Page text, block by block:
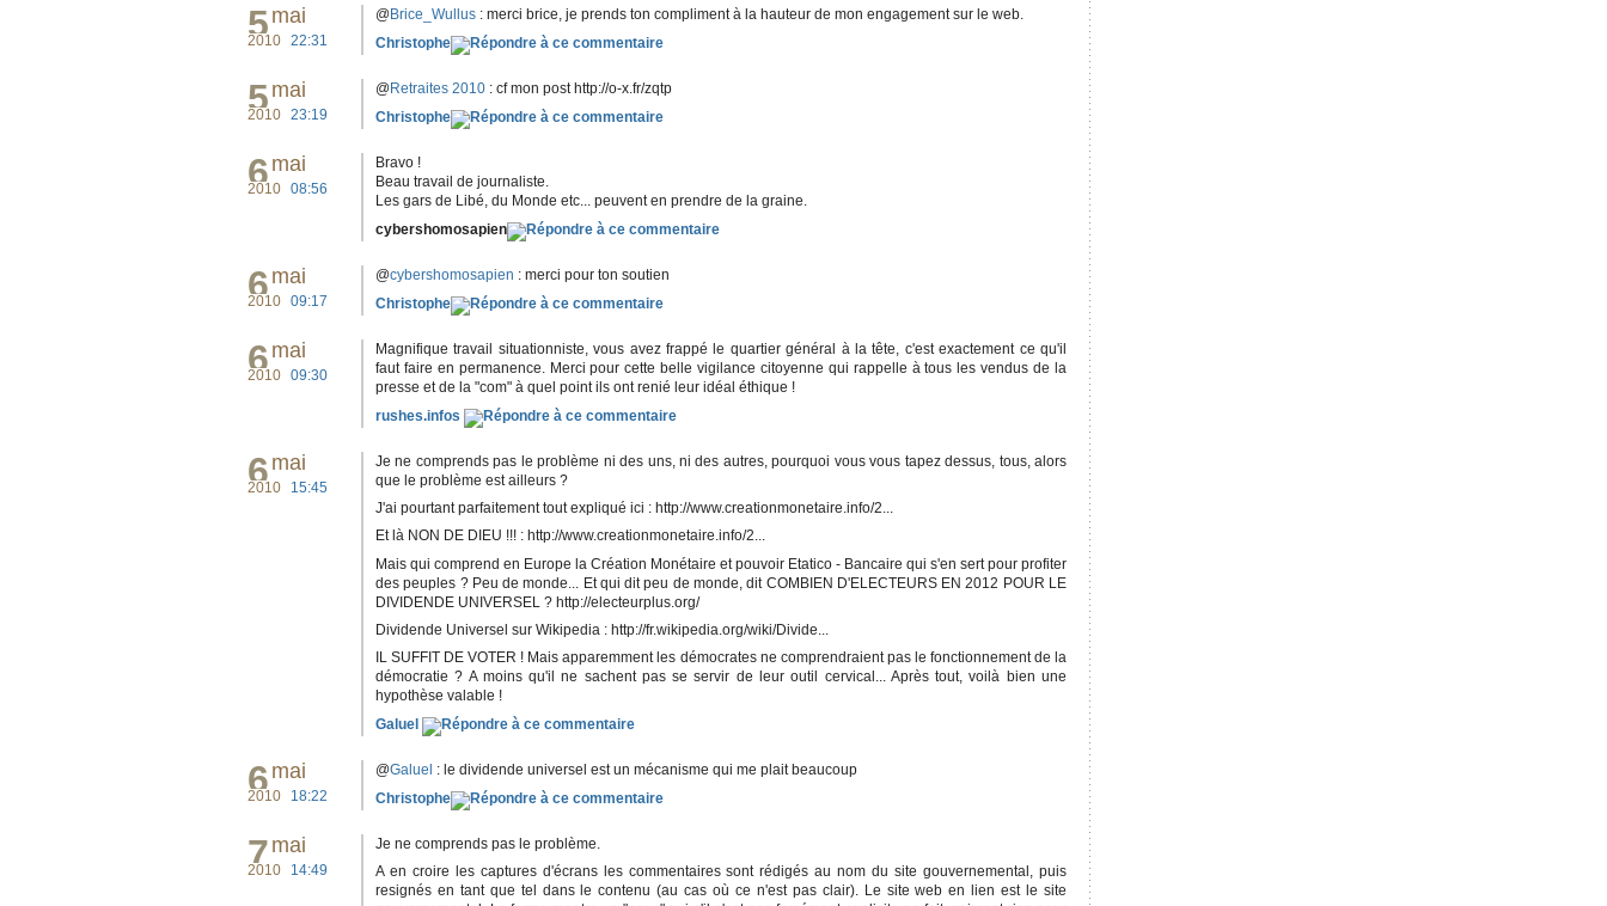
5mai
2010 22:31
@Brice_Wullus : merci brice, je prends ton compliment à la hauteur de mon engagement sur le web.
Christophe
5mai
2010 23:19
@Retraites 2010 : cf mon post http://o-x.fr/zqtp
Christophe
6mai
2010 08:56
Bravo !
Beau travail de journaliste.
Les gars de Libé, du Monde etc... peuvent en prendre de la graine.
cybershomosapien
6mai
2010 09:17
@cybershomosapien : merci pour ton soutien
Christophe
6mai
2010 09:30
Magnifique travail situationniste, vous avez frappé le quartier général à la tête, c'est exactement ce qu'il
faut faire en permanence. Merci pour cette belle vigilance citoyenne qui rappelle à tous les vendus de la
presse et de la "com" à quel point ils ont renié leur idéal éthique !
rushes.infos
6mai
2010 15:45
Je ne comprends pas le problème ni des uns, ni des autres, pourquoi vous vous tapez dessus, tous, alors
que le problème est ailleurs ?
J'ai pourtant parfaitement tout expliqué ici : http://www.creationmonetaire.info/2...
Et là NON DE DIEU !!! : http://www.creationmonetaire.info/2...
Mais qui comprend en Europe la Création Monétaire et pouvoir Etatico - Bancaire qui s'en sert pour profiter
des peuples ? Peu de monde... Et qui dit peu de monde, dit COMBIEN D'ELECTEURS EN 2012 POUR LE
DIVIDENDE UNIVERSEL ? http://electeurplus.org/
Dividende Universel sur Wikipedia : http://fr.wikipedia.org/wiki/Divide...
IL SUFFIT DE VOTER ! Mais apparemment les démocrates ne comprendraient pas le fonctionnement de la
démocratie ? A moins qu'il ne sachent pas se servir de leur outil cervical... Après tout, voilà bien une
hypothèse valable !
Galuel
6mai
2010 18:22
@Galuel : le dividende universel est un mécanisme qui me plait beaucoup
Christophe
7mai
2010 14:49
Je ne comprends pas le problème.
A en croire les captures d'écrans les commentaires sont rédigés au nom du site gouvernemental, puis
resignés en tant que tel dans le contenu (au cas où ce n'est pas clair). Le site web en lien est le site